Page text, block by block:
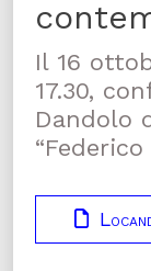
Il 16
17.30,
Dandolo
“Federico